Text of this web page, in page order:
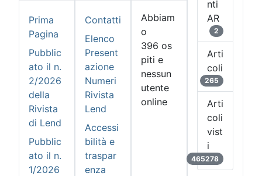
Prima
Pagina
Pubblic
ato il n.
2/2026
della
Rivista
di Lend
Pubblic
ato il n.
1/2026
Contatti
Elenco
Present
azione
Numeri
Rivista
Lend
Accessi
bilità e
traspar
enza
Abbiam
o
396 os
piti e
nessun
utente
online
nti
AR
2
Arti
coli
265
Arti
coli
vist
i
465278